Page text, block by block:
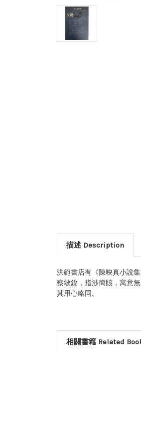
描述 Description
洪範書店有《陳映真小說
察敏銳，指涉簡賅，寓意
其用心略同。
相關書籍 Related